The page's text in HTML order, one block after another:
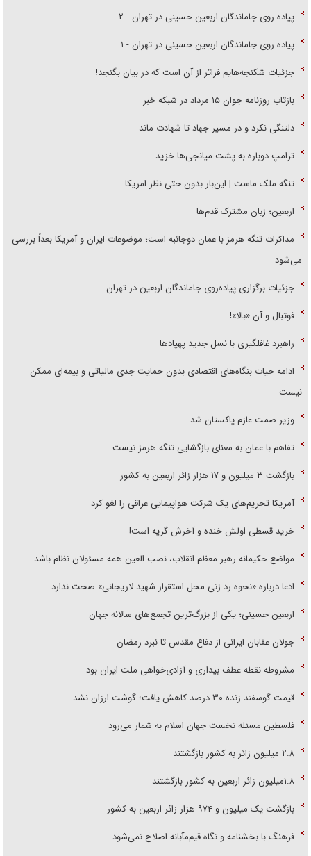
پیاده روی جاماندگان اربعین حسینی در تهران - ۲
پیاده روی جاماندگان اربعین حسینی در تهران - ۱
جزئیات شکنجه‌هایم فراتر از آن است که در بیان بگنجد!
بازتاب روزنامه جوان ۱۵ مرداد در شبکه خبر
دلتنگی نکرد و در مسیر جهاد تا شهادت ماند
ترامپ دوباره به پشت میانجی‌ها خزید
تنگه ملک ماست | این‌بار بدون حتی نظر امریکا
اربعین؛ زبان مشترک قدم‌ها
مذاکرات تنگه هرمز با عمان دوجانبه است؛ موضوعات ایران و آمریکا بعداً بررسی
می‌شود
جزئیات برگزاری پیاده‌روی جاماندگان اربعین در تهران
فوتبال و آن «بالا»!
راهبرد غافلگیری با نسل جدید پهپاد‌ها
ادامه حیات بنگاه‌های اقتصادی بدون حمایت جدی مالیاتی و بیمه‌ای ممکن
نیست
وزیر صمت عازم پاکستان شد
تفاهم با عمان به معنای بازگشایی تنگه هرمز نیست
بازگشت ۳ میلیون و ۱۷ هزار زائر اربعین به کشور
آمریکا تحریم‌های یک شرکت هواپیمایی عراقی را لغو کرد
خرید قسطی اولش خنده و آخرش گریه است!
مواضع حکیمانه رهبر معظم انقلاب، نصب العین همه مسئولان نظام باشد
ادعا درباره «نحوه رد زنی محل استقرار شهید لاریجانی» صحت ندارد
اربعین حسینی؛ یکی از بزرگ‌ترین تجمع‌های سالانه جهان
جولان عقابان ایرانی از دفاع مقدس تا نبرد رمضان
مشروطه نقطه عطف بیداری و آزادی‌خواهی ملت ایران بود
قیمت گوسفند زنده ۳۰ درصد کاهش یافت؛ گوشت ارزان نشد
فلسطین مسئله نخست جهان اسلام به شمار می‌رود
۲.۸ میلیون زائر به کشور بازگشتند
۱.۸میلیون زائر اربعین به کشور بازگشتند
بازگشت یک میلیون و ۹۷۴ هزار زائر اربعین به کشور
فرهنگ با بخشنامه و نگاه قیم‌مآبانه اصلاح نمی‌شود